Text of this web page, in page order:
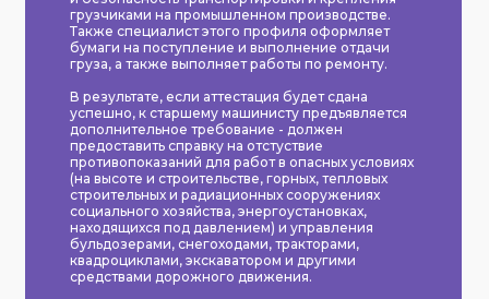
грузчиками на промышленном производстве.
Также специалист этого профиля оформляет
бумаги на поступление и выполнение отдачи
груза, а также выполняет работы по ремонту.
В результате, если аттестация будет сдана
успешно, к старшему машинисту предъявляется
дополнительное требование - должен
предоставить справку на отстуствие
противопоказаний для работ в опасных условиях
(на высоте и строительстве, горных, тепловых
строительных и радиационных сооружениях
социального хозяйства, энергоустановках,
находящихся под давлением) и управления
бульдозерами, снегоходами, тракторами,
квадроциклами, экскаватором и другими
средствами дорожного движения.